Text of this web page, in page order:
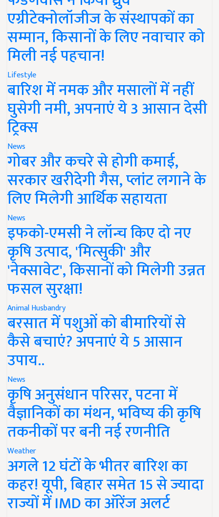
एग्रीटेक्नोलॉजीज के संस्थापकों का
सम्मान, किसानों के लिए नवाचार को
मिली नई पहचान!
Lifestyle
बारिश में नमक और मसालों में नहीं
घुसेगी नमी, अपनाएं ये 3 आसान देसी
ट्रिक्स
News
गोबर और कचरे से होगी कमाई,
सरकार खरीदेगी गैस, प्लांट लगाने के
लिए मिलेगी आर्थिक सहायता
News
इफको-एमसी ने लॉन्च किए दो नए
कृषि उत्पाद, 'मित्सुकी' और
'नेक्सावेट', किसानों को मिलेगी उन्नत
फसल सुरक्षा!
Animal Husbandry
बरसात में पशुओं को बीमारियों से
कैसे बचाएं? अपनाएं ये 5 आसान
उपाय..
News
कृषि अनुसंधान परिसर, पटना में
वैज्ञानिकों का मंथन, भविष्य की कृषि
तकनीकों पर बनी नई रणनीति
Weather
अगले 12 घंटों के भीतर बारिश का
कहर! यूपी, बिहार समेत 15 से ज्यादा
राज्यों में IMD का ऑरेंज अलर्ट